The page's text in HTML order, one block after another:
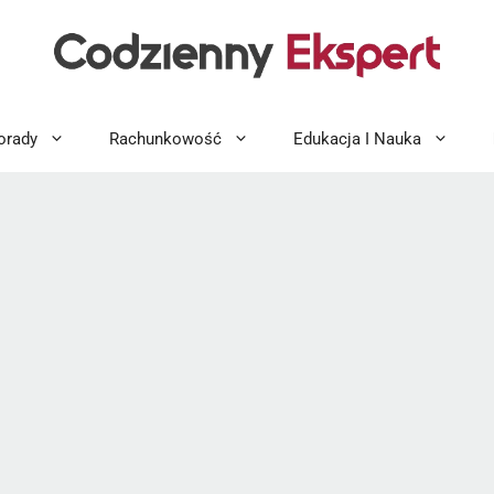
Rachunkowość Edukacja I Nauka